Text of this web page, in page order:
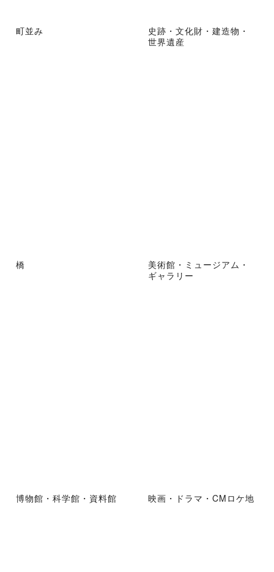
町並み
史跡・文化財・建造物・
世界遺産
橋
美術館・ミュージアム・
ギャラリー
博物館・科学館・資料館 映画・ドラマ・CMロケ地